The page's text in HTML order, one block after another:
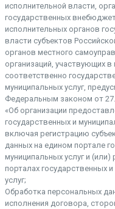
исполнительной власти,
государственных
исполнительных органов
власти субъектов
органов местного
организаций, участвующих
соответственно
муниципальных услуг,
Федеральным законом от
«Об организации
государственных и
включая регистрацию
данных на едином портале
муниципальных услуг и (или)
порталах государственных
услуг;
Обработка персональных
исполнения договора,